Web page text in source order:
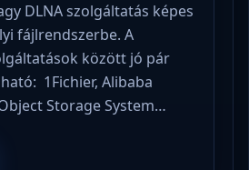
DLNA szolgáltatás képes
fájlrendszerbe. A
között jó pár
1Fichier, Alibaba
Storage System…